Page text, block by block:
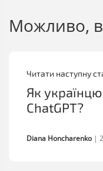
Можливо,
Читати наступну
Як
ChatGPT?
Diana Honcharenko |